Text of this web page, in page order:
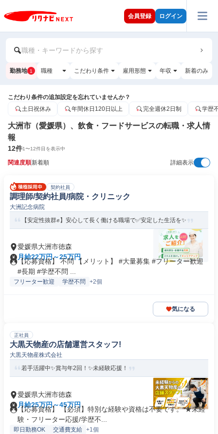
会員登録 ログイン
職種・キーワードから探す
勤務地 1 職種 こだわり条件 雇用形態 年収 新着のみ
こだわり条件の追加設定を忘れていませんか？
土日祝休み
年間休日120日以上 完全週休2日制 学歴
大洲市（愛媛県）、飲食・フードサービスの転職・求人情
報
12件1〜12件目を表示中
関連度順新着順 詳細表示
契約社員
調理師/契約社員/病院・クリニック
大洲記念病院
【安定性抜群✊️】安心して長く働ける職場で✅️安定した生活を✨
愛媛県大洲市徳森
月給22万円～25万円
【応募資格】 不問 【メリット】 #大量募集 #フリーター歓迎
#長期 #学歴不問 ...
フリーター歓迎 学歴不問 +2個
気になる
正社員
大黒天物産の店舗運営スタッフ!
大黒天物産株式会社
若手活躍中✨賞与年2回！✨未経験応援！
愛媛県大洲市徳森
月給25万円～45万円
【応募資格】 【必須】特別な経験や資格は不要です。 ★未経
験・フリーター応援/学歴不...
即日勤務OK 交通費支給 +1個